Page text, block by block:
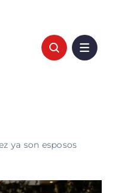
ya son esposos